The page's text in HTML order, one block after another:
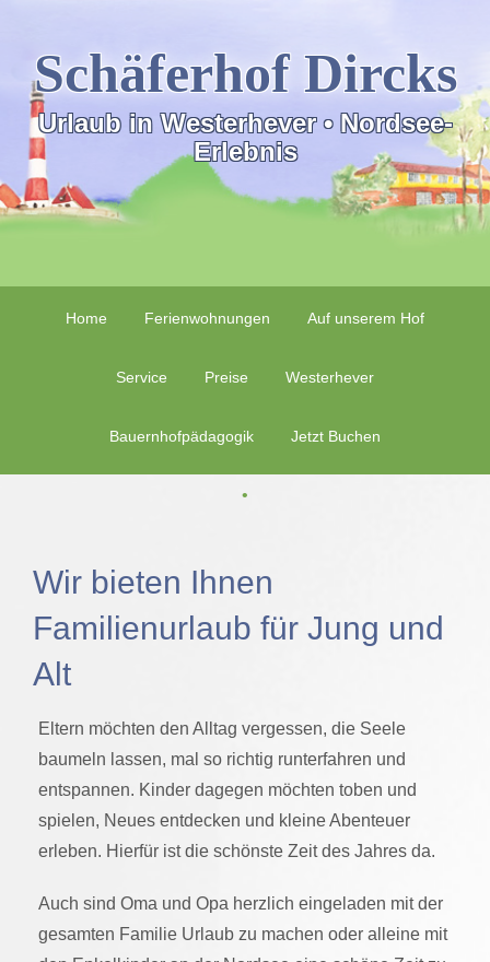
Schäferhof Dircks
Urlaub in Westerhever • Nordsee-
Erlebnis
Home Ferienwohnungen Auf unserem Hof
Service Preise Westerhever
Bauernhofpädagogik Jetzt Buchen
‌ • ‌
Wir bieten Ihnen
Familienurlaub für Jung und
Alt
Eltern möchten den Alltag vergessen, die Seele
baumeln lassen, mal so richtig runterfahren und
entspannen. Kinder dagegen möchten toben und
spielen, Neues entdecken und kleine Abenteuer
erleben. Hierfür ist die schönste Zeit des Jahres da.
Auch sind Oma und Opa herzlich eingeladen mit der
gesamten Familie Urlaub zu machen oder alleine mit